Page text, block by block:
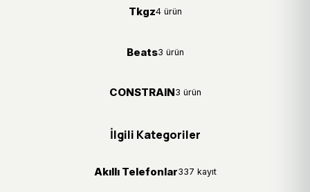
Tkgz4 ürün
Beats3 ürün
CONSTRAIN3 ürün
İlgili Kategoriler
Akıllı Telefonlar337 kayıt